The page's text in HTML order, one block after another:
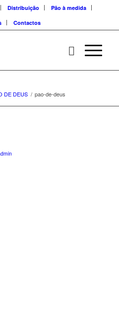
Distribuição
Pão à medida
Contactos
DE DEUS / pao-de-deus